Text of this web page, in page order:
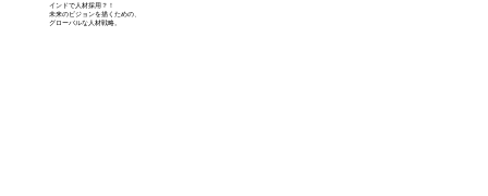
インドで人材採用？！
未来のビジョンを描くための、
グローバルな人材戦略。